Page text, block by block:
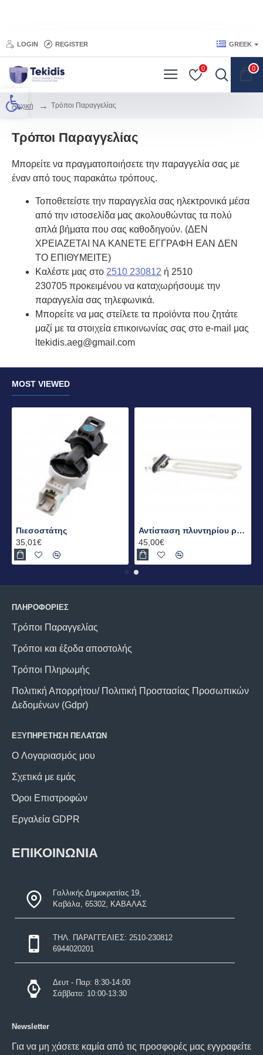
Προσβασιμότητα
LOGIN REGISTER GREEK
0 0
Αρχική Τρόποι Παραγγελίας
Τρόποι Παραγγελίας
Μπορείτε να πραγματοποιήσετε την παραγγελία σας με
έναν από τους παρακάτω τρόπους.
Τοποθετείστε την παραγγελία σας ηλεκτρονικά μέσα
από την ιστοσελίδα μας ακολουθώντας τα πολύ
απλά βήματα που σας καθοδηγούν. (ΔΕΝ
ΧΡΕΙΑΖΕΤΑΙ ΝΑ ΚAΝΕΤΕ ΕΓΓΡΑΦΗ ΕΑΝ ΔΕΝ
ΤΟ ΕΠΙΘΥΜΕIΤΕ)
Καλέστε μας στο 2510 230812 ή 2510
230705 προκειμένου να καταχωρήσουμε την
παραγγελία σας τηλεφωνικά.
Μπορείτε να μας στείλετε τα προϊόντα που ζητάτε
μαζί με τα στοιχεία επικοινωνίας σας στο e-mail μας
ltekidis.aeg@gmail.com
MOST VIEWED
Πιεσοστάτης
35,01€
Αντίσταση πλυντηρίου ρούχων με αισθητήρα
45,00€
ΠΛΗΡΟΦΟΡΙΕΣ
Τρόποι Παραγγελίας
Τρόποι και έξοδα αποστολής
Τρόποι Πληρωμής
Πολιτική Απορρήτου/ Πολιτική Προστασίας Προσωπικών
Δεδομένων (Gdpr)
ΕΞΥΠΗΡΕΤΗΣΗ ΠΕΛΑΤΩΝ
O Λογαριασμός μου
Σχετικά με εμάς
Όροι Επιστροφών
Εργαλεία GDPR
ΕΠΙΚΟΙΝΩΝΙΑ
Γαλλικής Δημοκρατίας 19,
Καβάλα, 65302, ΚΑΒΑΛΑΣ
ΤΗΛ. ΠΑΡΑΓΓΕΛΙΕΣ: 2510-230812
6944020201
Δευτ - Παρ: 8:30-14:00
Σάββατο: 10:00-13:30
Newsletter
Για να μη χάσετε καμία από τις προσφορές μας εγγραφείτε